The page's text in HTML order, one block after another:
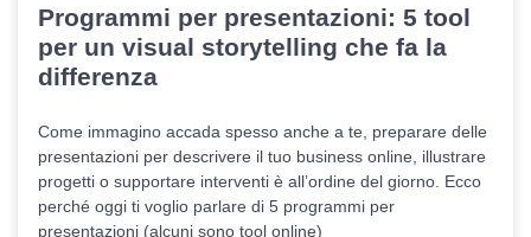
Programmi per presentazioni: 5 tool
per un visual storytelling che fa la
differenza
Come immagino accada spesso anche a te, preparare delle
presentazioni per descrivere il tuo business online, illustrare
progetti o supportare interventi è all’ordine del giorno. Ecco
perché oggi ti voglio parlare di 5 programmi per
presentazioni (alcuni sono tool online)